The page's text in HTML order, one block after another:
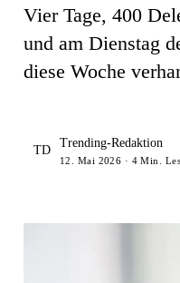
Vier Tage, 400
und am Dienstag
diese Woche
TD
Trending-Redaktion
12. Mai 2026 · 4 Min.